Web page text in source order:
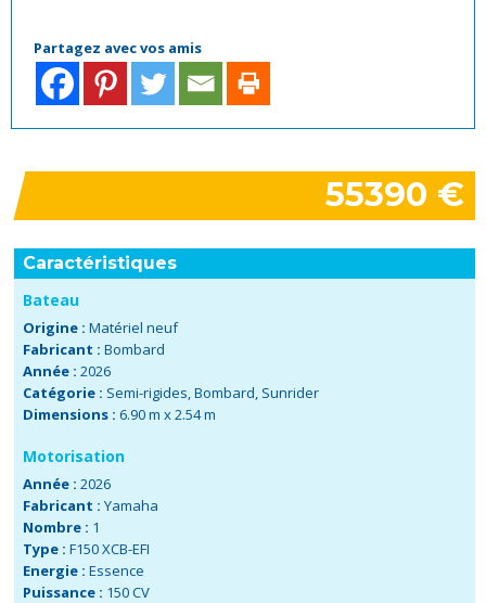
Partagez avec vos amis
55390 €
Caractéristiques
Bateau
Origine : Matériel neuf
Fabricant : Bombard
Année : 2026
Catégorie : Semi-rigides,Bombard, Sunrider
Dimensions : 6.90 m x 2.54 m
Motorisation
Année : 2026
Fabricant : Yamaha
Nombre : 1
Type : F150 XCB-EFI
Energie : Essence
Puissance : 150 CV